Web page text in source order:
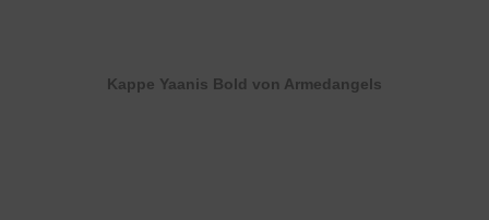
Kappe Yaanis Bold von Armedangels